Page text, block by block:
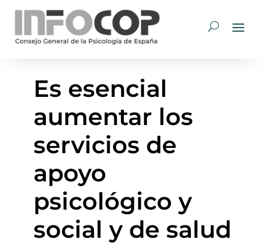
Es esencial
aumentar los
servicios de
apoyo
psicológico y
social y de salud